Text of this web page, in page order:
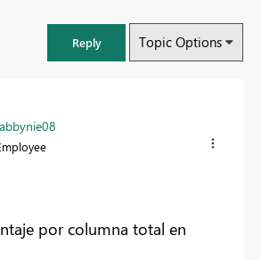
Reply Topic Options
abbynie08
por columna total en